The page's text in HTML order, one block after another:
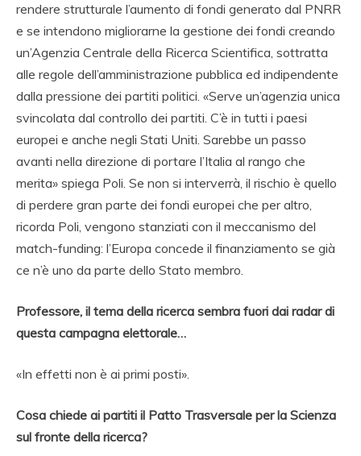
rendere strutturale l’aumento di fondi generato dal PNRR
e se intendono migliorarne la gestione dei fondi creando
un’Agenzia Centrale della Ricerca Scientifica, sottratta
alle regole dell’amministrazione pubblica ed indipendente
dalla pressione dei partiti politici. «Serve un’agenzia unica
svincolata dal controllo dei partiti. C’è in tutti i paesi
europei e anche negli Stati Uniti. Sarebbe un passo
avanti nella direzione di portare l’Italia al rango che
merita» spiega Poli. Se non si interverrà, il rischio è quello
di perdere gran parte dei fondi europei che per altro,
ricorda Poli, vengono stanziati con il meccanismo del
match-funding: l’Europa concede il finanziamento se già
ce n’è uno da parte dello Stato membro.
Professore, il tema della ricerca sembra fuori dai radar di
questa campagna elettorale…
«In effetti non è ai primi posti».
Cosa chiede ai partiti il Patto Trasversale per la Scienza
sul fronte della ricerca?